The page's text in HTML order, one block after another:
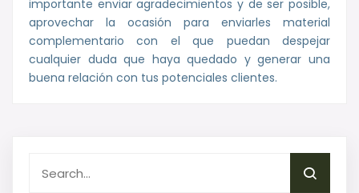
importante enviar agradecimientos y de ser posible,
aprovechar la ocasión para enviarles material
complementario con el que puedan despejar
cualquier duda que haya quedado y generar una
buena relación con tus potenciales clientes.